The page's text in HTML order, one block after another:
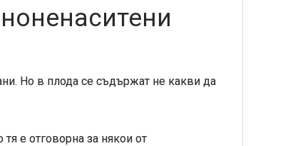
Но в плода се съдържат не какви да
е отговорна за някои от